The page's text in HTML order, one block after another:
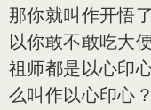
那你就叫作开悟
以你敢不敢吃大
祖师都是以心印
么叫作以心印心